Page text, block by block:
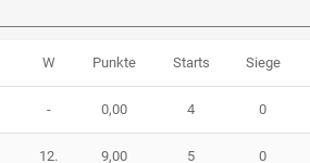
W Punkte Starts Siege
- 0,00 4 0
12. 9,00 5 0